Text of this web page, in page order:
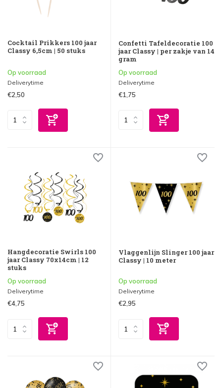
Cocktail Prikkers 100 jaar
Classy 6,5cm | 50 stuks
Op voorraad
Deliverytime
€2,50
Confetti Tafeldecoratie 100
jaar Classy | per zakje van 14
gram
Op voorraad
Deliverytime
€1,75
Hangdecoratie Swirls 100
jaar Classy 70x14cm | 12
stuks
Op voorraad
Deliverytime
€4,75
Vlaggenlijn Slinger 100 jaar
Classy | 10 meter
Op voorraad
Deliverytime
€2,95